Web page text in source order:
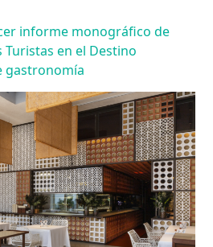
informe monográfico de
en el Destino
gastronomía